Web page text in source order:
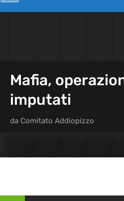
Mafia,
imputati
da Comitato Addiopizzo